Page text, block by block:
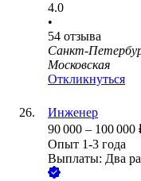
4.0
•
54 отзыва
Санкт-
Московская
Откликнуться
Инженер
90 000 – 100 000
Опыт 1-3 года
Выплаты: Два